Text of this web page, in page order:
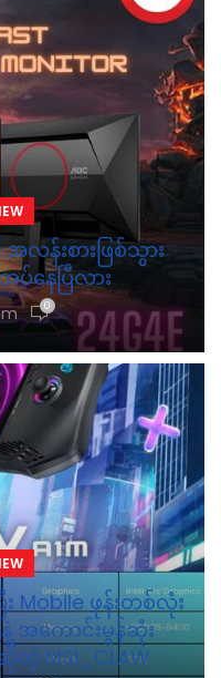
လန်းစားဖြစ်သွား
နေပြီလား
0
ဖုန်းတစ်လုံး
အကောင်းမွန်ဆုံး
MSI_CLAW